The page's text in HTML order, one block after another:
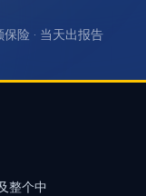
保险 · 当天出报告
整个中